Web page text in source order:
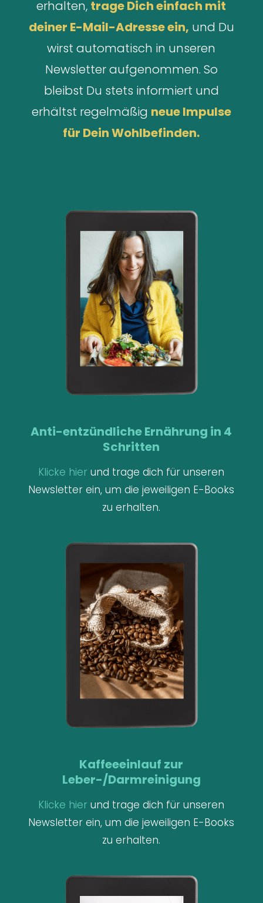
erhalten, trage Dich einfach mit
deiner E-Mail-Adresse ein, und Du
wirst automatisch in unseren
Newsletter aufgenommen. So
bleibst Du stets informiert und
erhältst regelmäßig neue Impulse
für Dein Wohlbefinden.
Anti-entzündliche Ernährung in 4
Schritten
Klicke hier und trage dich für unseren
Newsletter ein, um die jeweiligen E-Books
zu erhalten.
Kaffeeeinlauf zur
Leber-/Darmreinigung
Klicke hier und trage dich für unseren
Newsletter ein, um die jeweiligen E-Books
zu erhalten.